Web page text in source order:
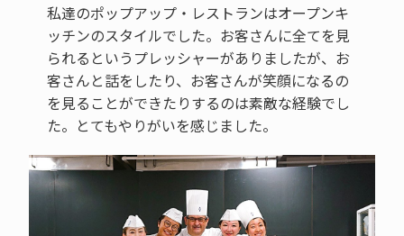
私達のポップアップ・レストランはオープンキ
ッチンのスタイルでした。お客さんに全てを見
られるというプレッシャーがありましたが、お
客さんと話をしたり、お客さんが笑顔になるの
を見ることができたりするのは素敵な経験でし
た。とてもやりがいを感じました。